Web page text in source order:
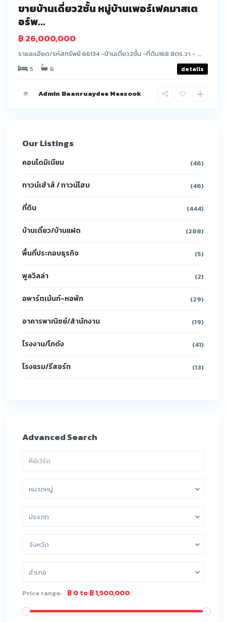
ขายบ้านเดี่ยว2ชั้น หมู่บ้านเพอร์เฟคมาสเต
อร์พ...
฿ 26,000,000
รายละเอียด/รหัสทรัพย์ 66134 -บ้านเดี่ยว2ชั้น -ที่ดิน168.8ตร.วา - ...
5
6 details
Admin Baanruaydee Meesook
Our Listings
คอนโดมิเนียม (46)
ทาวน์เฮ้าส์ / ทาวน์โฮม (46)
ที่ดิน (444)
บ้านเดี่ยว/บ้านแฝด (288)
พื้นที่ประกอบธุรกิจ (5)
พูลวิลล่า (2)
อพาร์ตเม้นท์-หอพัก (29)
อาคารพาณิชย์/สำนักงาน (19)
โรงงาน/โกดัง (41)
โรงแรม/รีสอร์ท (13)
Advanced Search
หมวดหมู่
ประเภท
จังหวัด
อำเภอ
Price range: ฿ 0 to ฿ 1,500,000